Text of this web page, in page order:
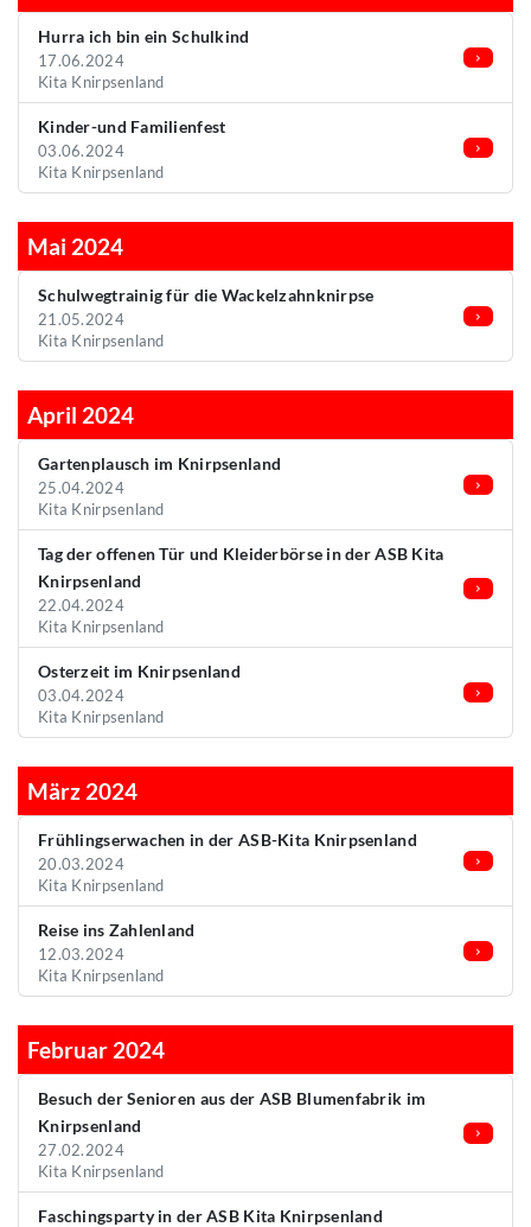
Hurra ich bin ein Schulkind
17.06.2024
Kita Knirpsenland
Kinder-und Familienfest
03.06.2024
Kita Knirpsenland
Mai 2024
Schulwegtrainig für die Wackelzahnknirpse
21.05.2024
Kita Knirpsenland
April 2024
Gartenplausch im Knirpsenland
25.04.2024
Kita Knirpsenland
Tag der offenen Tür und Kleiderbörse in der ASB Kita
Knirpsenland
22.04.2024
Kita Knirpsenland
Osterzeit im Knirpsenland
03.04.2024
Kita Knirpsenland
März 2024
Frühlingserwachen in der ASB-Kita Knirpsenland
20.03.2024
Kita Knirpsenland
Reise ins Zahlenland
12.03.2024
Kita Knirpsenland
Februar 2024
Besuch der Senioren aus der ASB Blumenfabrik im
Knirpsenland
27.02.2024
Kita Knirpsenland
Faschingsparty in der ASB Kita Knirpsenland